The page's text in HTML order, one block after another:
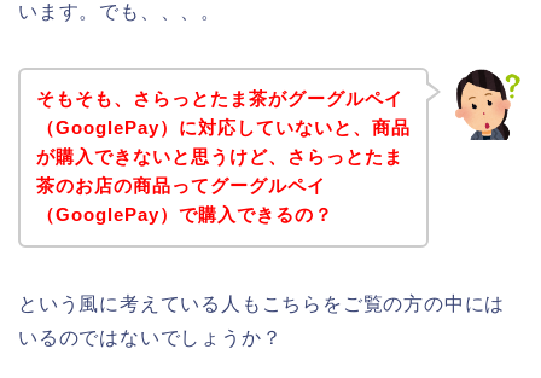
います。でも、、、。
そもそも、さらっとたま茶がグーグルペイ
（GooglePay）に対応していないと、商品
が購入できないと思うけど、さらっとたま
茶のお店の商品ってグーグルペイ
（GooglePay）で購入できるの？
という風に考えている人もこちらをご覧の方の中には
いるのではないでしょうか？